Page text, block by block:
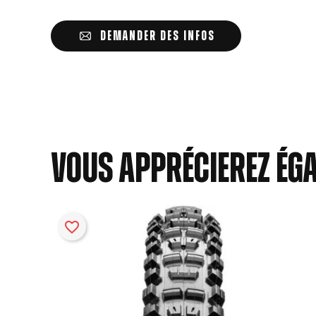
DEMANDER DES INFOS
Vous apprécierez
favorite_border